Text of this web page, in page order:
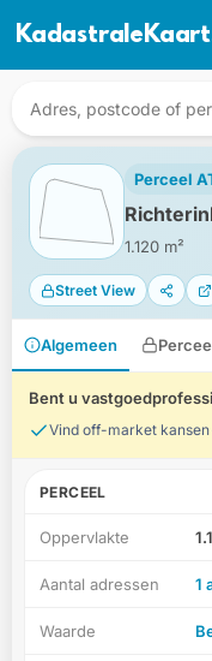
Perceel
1.120 m²
Street View
Algemeen
Bent u
Vind off-market kansen
PERCEEL
Oppervlakte
Aantal adressen 1
Waarde